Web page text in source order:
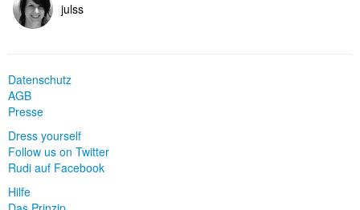
julss
Datenschutz
AGB
Presse
Dress yourself
Follow us on Twitter
Rudi auf Facebook
Hilfe